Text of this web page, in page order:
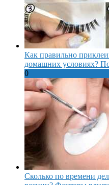
Как правильно
домашних условиях?
0
Сколько по времени